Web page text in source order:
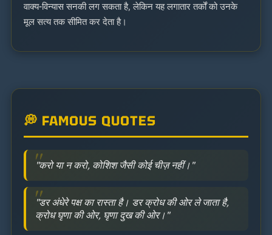
वाक्य-विन्यास सनकी लग सकता है, लेकिन यह लगातार तर्कों को उनके
मूल सत्य तक सीमित कर देता है।
💭 FAMOUS QUOTES
"करो या न करो, कोशिश जैसी कोई चीज़ नहीं।"
"डर अंधेरे पक्ष का रास्ता है। डर क्रोध की ओर ले जाता है,
क्रोध घृणा की ओर, घृणा दुख की ओर।"